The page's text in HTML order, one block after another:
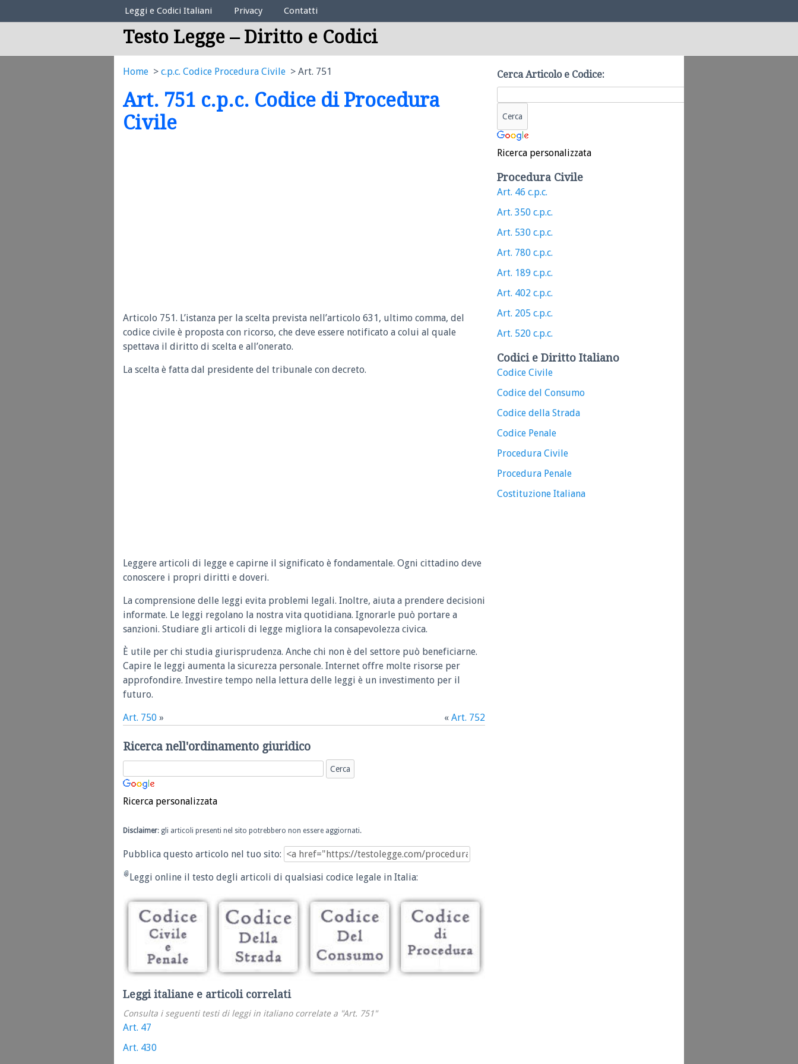
Elenco Codici Legali
Leggi e Codici Italiani Privacy Contatti
Testo Legge – Diritto e Codici
Home c.p.c. Codice Procedura Civile Art. 751
Art. 751 c.p.c. Codice di Procedura
Civile
Articolo 751. L’istanza per la scelta prevista nell’articolo 631, ultimo comma, del
codice civile è proposta con ricorso, che deve essere notificato a colui al quale
spettava il diritto di scelta e all’onerato.
La scelta è fatta dal presidente del tribunale con decreto.
Leggere articoli di legge e capirne il significato è fondamentale. Ogni cittadino deve
conoscere i propri diritti e doveri.
La comprensione delle leggi evita problemi legali. Inoltre, aiuta a prendere decisioni
informate. Le leggi regolano la nostra vita quotidiana. Ignorarle può portare a
sanzioni. Studiare gli articoli di legge migliora la consapevolezza civica.
È utile per chi studia giurisprudenza. Anche chi non è del settore può beneficiarne.
Capire le leggi aumenta la sicurezza personale. Internet offre molte risorse per
approfondire. Investire tempo nella lettura delle leggi è un investimento per il
futuro.
Art. 750 » « Art. 752
Ricerca nell'ordinamento giuridico
Ricerca personalizzata
Disclaimer: gli articoli presenti nel sito potrebbero non essere aggiornati.
Pubblica questo articolo nel tuo sito:
Leggi online il testo degli articoli di qualsiasi codice legale in Italia:
Leggi italiane e articoli correlati
Consulta i seguenti testi di leggi in italiano correlate a "Art. 751"
Art. 47
Art. 430
Cerca Articolo e Codice:
Ricerca personalizzata
Procedura Civile
Art. 46 c.p.c.
Art. 350 c.p.c.
Art. 530 c.p.c.
Art. 780 c.p.c.
Art. 189 c.p.c.
Art. 402 c.p.c.
Art. 205 c.p.c.
Art. 520 c.p.c.
Codici e Diritto Italiano
Codice Civile
Codice del Consumo
Codice della Strada
Codice Penale
Procedura Civile
Procedura Penale
Costituzione Italiana